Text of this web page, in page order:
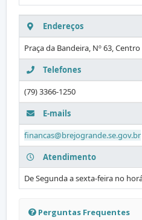
Endereços
Praça da Bandeira, Nº 63, Centro
Telefones
(79) 3366-1250
E-mails
financas@brejogrande.se.gov.br
Atendimento
De Segunda a sexta-feira no
Perguntas Frequentes